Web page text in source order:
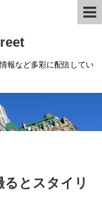
報など多彩に配信してい
とスタイリ